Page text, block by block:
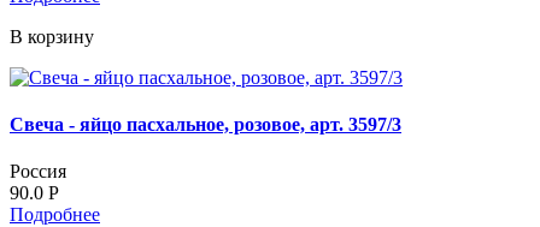
В корзину
Свеча - яйцо пасхальное, розовое, арт. 3597/3
Россия
90.0 Р
Подробнее